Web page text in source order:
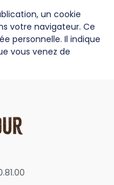
un cookie
votre navigateur. Ce
personnelle. Il indique
vous venez de